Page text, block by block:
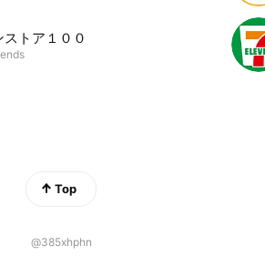
ストア１００
Top
@385xhphn